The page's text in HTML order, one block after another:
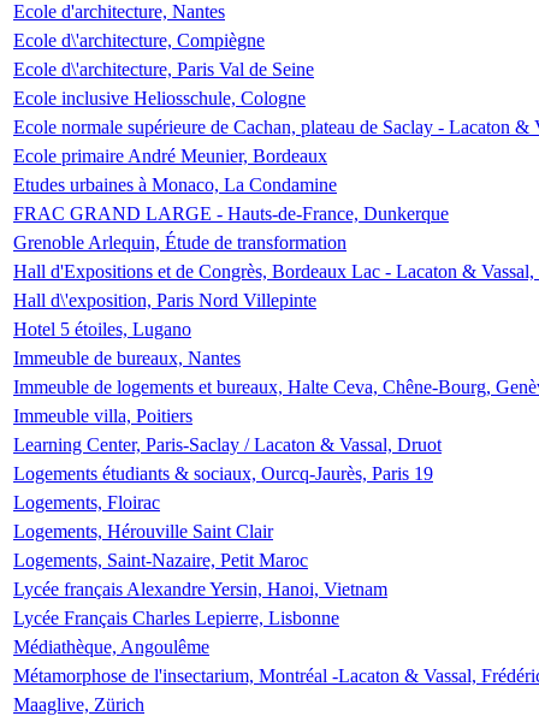
Ecole d'architecture, Nantes
Ecole d\'architecture, Compiègne
Ecole d\'architecture, Paris Val de Seine
Ecole inclusive Heliosschule, Cologne
Ecole normale supérieure de Cachan, plateau de Saclay - Lacaton &
Ecole primaire André Meunier, Bordeaux
Etudes urbaines à Monaco, La Condamine
FRAC GRAND LARGE - Hauts-de-France, Dunkerque
Grenoble Arlequin, Étude de transformation
Hall d'Expositions et de Congrès, Bordeaux Lac - Lacaton &
Hall d\'exposition, Paris Nord Villepinte
Hotel 5 étoiles, Lugano
Immeuble de bureaux, Nantes
Immeuble de logements et bureaux, Halte Ceva, Chêne-Bourg,
Immeuble villa, Poitiers
Learning Center, Paris-Saclay / Lacaton & Vassal, Druot
Logements étudiants & sociaux, Ourcq-Jaurès, Paris 19
Logements, Floirac
Logements, Hérouville Saint Clair
Logements, Saint-Nazaire, Petit Maroc
Lycée français Alexandre Yersin, Hanoi, Vietnam
Lycée Français Charles Lepierre, Lisbonne
Médiathèque, Angoulême
Métamorphose de l'insectarium, Montréal -Lacaton & Vassal,
Maaglive, Zürich